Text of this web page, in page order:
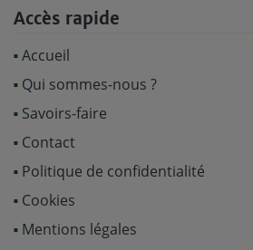
Accès rapide
Accueil
Qui sommes-nous ?
Savoirs-faire
Contact
Politique de confidentialité
Cookies
Mentions légales